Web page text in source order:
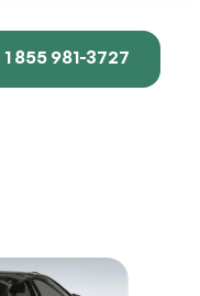
1 855 981-3727